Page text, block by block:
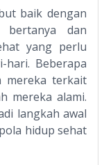
baik dengan
bertanya dan
yang perlu
hari. Beberapa
mereka terkait
mereka alami.
langkah awal
hidup sehat